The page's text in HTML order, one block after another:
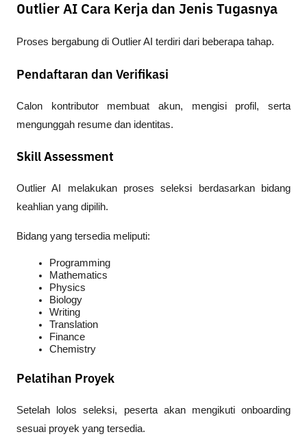
Outlier AI Cara Kerja dan Jenis Tugasnya
Proses bergabung di Outlier AI terdiri dari beberapa tahap.
Pendaftaran dan Verifikasi
Calon kontributor membuat akun, mengisi profil, serta
mengunggah resume dan identitas.
Skill Assessment
Outlier AI melakukan proses seleksi berdasarkan bidang
keahlian yang dipilih.
Bidang yang tersedia meliputi:
Programming
Mathematics
Physics
Biology
Writing
Translation
Finance
Chemistry
Pelatihan Proyek
Setelah lolos seleksi, peserta akan mengikuti onboarding
sesuai proyek yang tersedia.